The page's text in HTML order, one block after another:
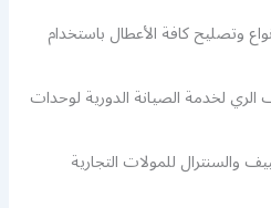
وتصليح كافة الأعطال باستخدام
لخدمة الصيانة الدورية لوحدات
والسنترال للمولات التجارية